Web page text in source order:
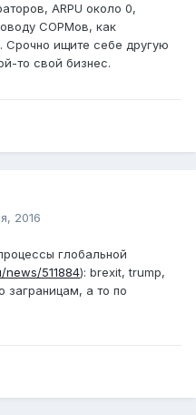
ARPU около 0,
СОРМов, как
Срочно ищите себе другую
то свой бизнес.
2016
глобальной
news/511884): brexit, trump,
заграницам, а то по